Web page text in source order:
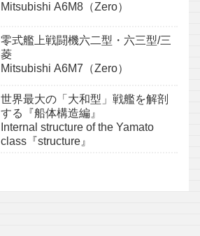
Mitsubishi A6M8（Zero）
零式艦上戦闘機六二型・六三型/三
菱
Mitsubishi A6M7（Zero）
世界最大の「大和型」戦艦を解剖
する『船体構造編』
Internal structure of the Yamato
class『structure』